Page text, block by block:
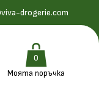
drogerie.com
0
Моята поръчка